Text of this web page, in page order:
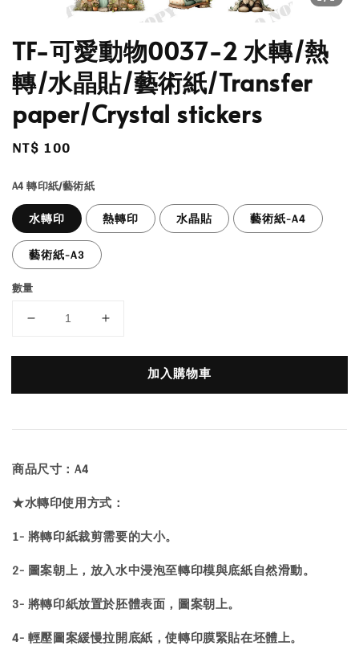
TF-可愛動物0037-2 水轉/熱
轉/水晶貼/藝術紙/Transfer
paper/Crystal stickers
Regular
NT$ 100
A4 轉印紙/藝術紙
水轉印 熱轉印 水晶貼
藝術紙-A4
藝術紙-A3
數量
加入購物車
商品尺寸：A4
★水轉印使用方式：
1- 將轉印紙裁剪需要的大小。
2- 圖案朝上，放入水中浸泡至轉印模與底紙自然滑動。
3- 將轉印紙放置於胚體表面，圖案朝上。
4- 輕壓圖案緩慢拉開底紙，使轉印膜緊貼在坯體上。